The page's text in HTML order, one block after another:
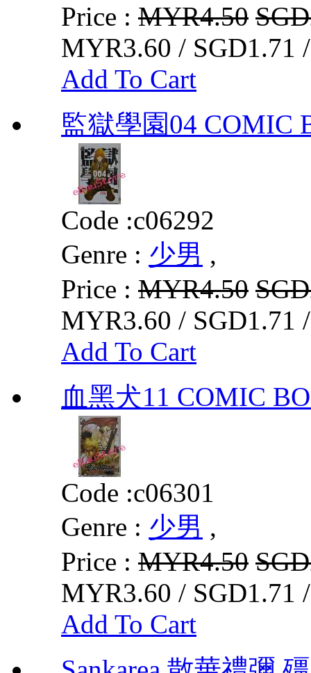
Price : MYR4.50
MYR3.60 / SGD1.71
Add To Cart
監獄學園04 COMIC
Code :c06292
Genre : 少男 ,
Price : MYR4.50
MYR3.60 / SGD1.71
Add To Cart
血黑犬11 COMIC
Code :c06301
Genre : 少男 ,
Price : MYR4.50
MYR3.60 / SGD1.71
Add To Cart